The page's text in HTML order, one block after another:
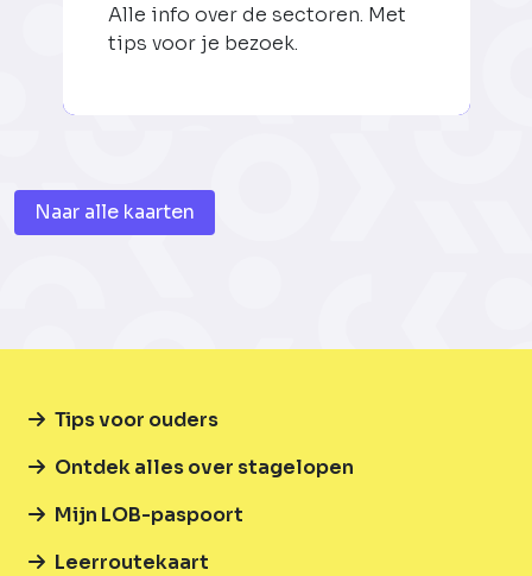
Alle info over de sectoren. Met
tips voor je bezoek.
Naar alle kaarten
Tips voor ouders
Ontdek alles over stagelopen
Mijn LOB-paspoort
Leerroutekaart